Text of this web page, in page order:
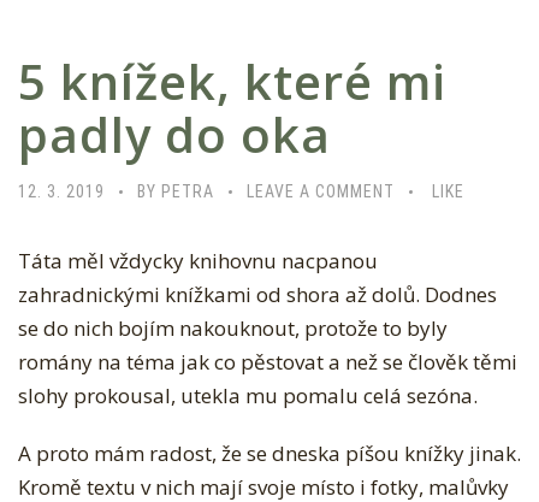
5 knížek, které mi
padly do oka
12. 3. 2019 BY PETRA LEAVE A COMMENT LIKE
Táta měl vždycky knihovnu nacpanou
zahradnickými knížkami od shora až dolů. Dodnes
se do nich bojím nakouknout, protože to byly
romány na téma jak co pěstovat a než se člověk těmi
slohy prokousal, utekla mu pomalu celá sezóna.
A proto mám radost, že se dneska píšou knížky jinak.
Kromě textu v nich mají svoje místo i fotky, malůvky